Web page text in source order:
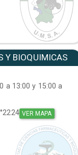
Y BIOQUIMICAS
a 13:00 y 15:00 a
VER MAPA